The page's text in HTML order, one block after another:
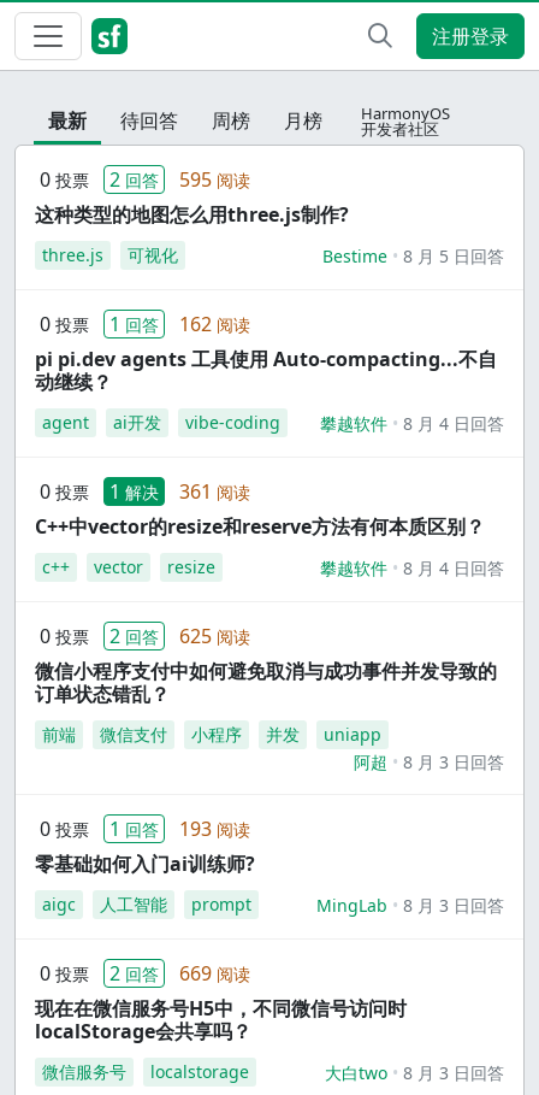
注册登录
最新 待回答 周榜 月榜 HarmonyOS
开发者社区
0 投票 2 回答 595 阅读
这种类型的地图怎么用three.js制作?
three.js 可视化 Bestime 8 月 5 日回答
0 投票 1 回答 162 阅读
pi pi.dev agents 工具使用 Auto-compacting...不自
动继续？
agent ai开发 vibe-coding 攀越软件 8 月 4 日回答
0 投票 1 解决 361 阅读
C++中vector的resize和reserve方法有何本质区别？
c++ vector resize 攀越软件 8 月 4 日回答
0 投票 2 回答 625 阅读
微信小程序支付中如何避免取消与成功事件并发导致的
订单状态错乱？
前端 微信支付 小程序 并发
uniapp
阿超
8 月 3 日回答
0 投票 1 回答 193 阅读
零基础如何入门ai训练师?
aigc 人工智能 prompt MingLab 8 月 3 日回答
0 投票 2 回答 669 阅读
现在在微信服务号H5中，不同微信号访问时
localStorage会共享吗？
微信服务号 localstorage 大白two 8 月 3 日回答